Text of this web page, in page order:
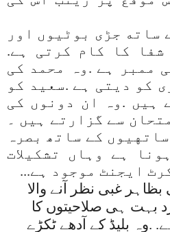
ساته جڑی بوٹیوں اور
کا کام کرتی ہے.
ممبر ہے .وہ محمد کی
کو دیتی ہے .سعید کو
ہیں .وہ ان دونوں کی
سے گزارتے ہیں ۔
کے ساتھ بصرہ
ہے وہاں تشکیلات
ایجنٹ موجود ہے...
غبی نظر آنے والا
بہت ہی صلاحیتوں کا
.وہ بلیڈ کے آدهے ٹکڑے